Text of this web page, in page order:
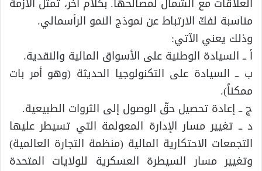
مناسبة لفكّ الارتباط عن نموذج النمو الرأسمالي.
وذلك يعني الآتي:
أ ــ السيادة الوطنية على الأسواق المالية والنقدية.
ب ــ السيادة على التكنولوجيا الحديثة (وهو أمر بات
ممكناً).
ج ــ إعادة تحصيل حقّ الوصول إلى الثروات الطبيعية.
د ــ تغيير مسار الإدارة المعولمة التي تسيطر عليها
التجمعات الاحتكارية المالية (منظمة التجارة العالمية)
وتغيير مسار السيطرة العسكرية للولايات المتحدة